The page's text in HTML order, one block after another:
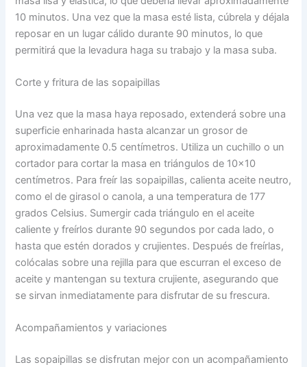
10 minutos. Una vez que la masa esté lista, cúbrela y déjala
reposar en un lugar cálido durante 90 minutos, lo que
permitirá que la levadura haga su trabajo y la masa suba.
Corte y fritura de las sopaipillas
Una vez que la masa haya reposado, extenderá sobre una
superficie enharinada hasta alcanzar un grosor de
aproximadamente 0.5 centímetros. Utiliza un cuchillo o un
cortador para cortar la masa en triángulos de 10×10
centímetros. Para freír las sopaipillas, calienta aceite neutro,
como el de girasol o canola, a una temperatura de 177
grados Celsius. Sumergir cada triángulo en el aceite
caliente y freírlos durante 90 segundos por cada lado, o
hasta que estén dorados y crujientes. Después de freírlas,
colócalas sobre una rejilla para que escurran el exceso de
aceite y mantengan su textura crujiente, asegurando que
se sirvan inmediatamente para disfrutar de su frescura.
Acompañamientos y variaciones
Las sopaipillas se disfrutan mejor con un acompañamiento